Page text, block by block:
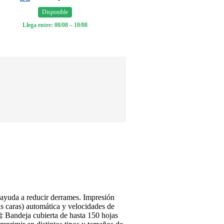
Disponible
Llega entre: 08/08 – 10/08
a reducir derrames. Impresión
caras) automática y velocidades de
cubierta de hasta 150 hojas